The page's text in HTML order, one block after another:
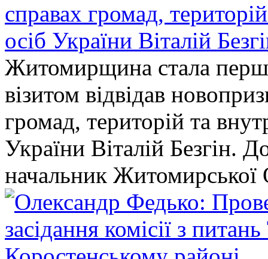
справах громад,
осіб України Віталій
Житомирщина стала
візитом відвідав
громад, територій та
України Віталій Безгін.
начальник